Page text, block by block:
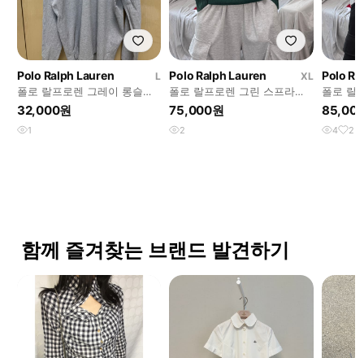
Polo Ralph Lauren
L
폴로 랄프로렌 그레이 롱슬리
브 카라티 L
32,000원
1
Polo Ralph Lauren
XL
폴로 랄프로렌 그린 스프라이
트 니트 하프집업 XL
75,000원
2
Polo
폴로 랄
니트 XL
4 2
함께 즐겨찾는 브랜드 발견하기